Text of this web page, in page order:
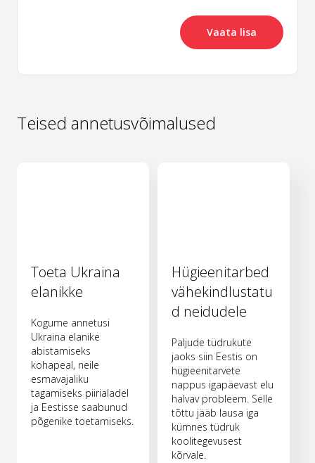
Vaata lisa
Teised annetusvõimalused
Toeta Ukraina
elanikke
Kogume annetusi
Ukraina elanike
abistamiseks
kohapeal, neile
esmavajaliku
tagamiseks piirialadel
ja Eestisse saabunud
põgenike toetamiseks.
Hügieenitarbed
vähekindlustatu
d neidudele
Paljude tüdrukute
jaoks siin Eestis on
hügieenitarvete
nappus igapäevast elu
halvav probleem. Selle
tõttu jääb lausa iga
kümnes tüdruk
koolitegevusest
kõrvale.